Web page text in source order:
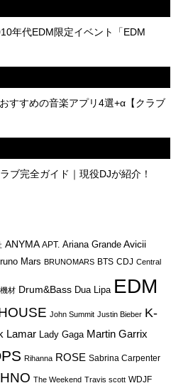
年代EDM限定イベント「EDM
すすめの音楽アプリ4選+α【クラブ
ブ完全ガイド｜現役DJが紹介！
ANYMA APT. Ariana Grande Avicii
Mars BRUNOMARS BTS CDJ Central
材 Drum&Bass Dua Lipa EDM
John Summit Justin Bieber K-
Lamar Lady Gaga Martin Garrix
Rihanna ROSE Sabrina Carpenter
The Weekend Travis scott WDJF